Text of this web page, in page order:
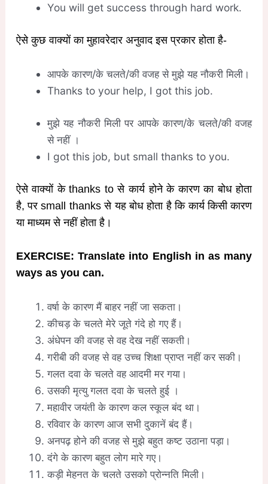
You will get success through hard work.
ऐसे कुछ वाक्यों का मुहावरेदार अनुवाद इस प्रकार होता है-
आपके कारण/के चलते/की वजह से मुझे यह नौकरी मिली।
Thanks to your help, I got this job.
मुझे यह नौकरी मिली पर आपके कारण/के चलते/की वजह
से नहीं ।
I got this job, but small thanks to you.
ऐसे वाक्यों के thanks to से कार्य होने के कारण का बोध होता
है, पर small thanks से यह बोध होता है कि कार्य किसी कारण
या माध्यम से नहीं होता है।
EXERCISE: Translate into English in as many
ways as you can.
वर्षा के कारण मैं बाहर नहीं जा सकता।
कीचड़ के चलते मेरे जूते गंदे हो गए हैं।
अंधेपन की वजह से वह देख नहीं सकती।
गरीबी की वजह से वह उच्च शिक्षा प्राप्त नहीं कर सकी।
गलत दवा के चलते वह आदमी मर गया।
उसकी मृत्यु गलत दवा के चलते हुई ।
महावीर जयंती के कारण कल स्कूल बंद था।
रविवार के कारण आज सभी दुकानें बंद हैं।
अनपढ़ होने की वजह से मुझे बहुत कष्ट उठाना पड़ा।
दंगे के कारण बहुत लोग मारे गए।
कड़ी मेहनत के चलते उसको प्रोन्नति मिली।